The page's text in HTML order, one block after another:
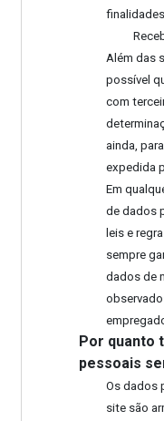
Além das
possível
com
ainda,
expedida
Em
de dados
leis e
sempre
dados de
Por quanto
pessoais
Os dados
site são